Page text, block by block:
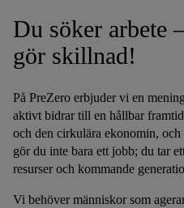
Du söker arbete
gör skillnad!
På PreZero erbjuder vi en
aktivt bidrar till en hållbar
och den cirkulära ekonomin,
gör du inte bara ett jobb; du tar
resurser och kommande
Vi behöver människor som